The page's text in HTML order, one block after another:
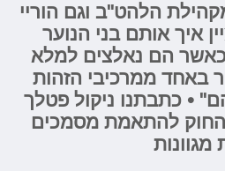
הלהט"ב וגם הוריי
איך אותם בני הנוער
כאשר הם נאלצים למלא
באחד ממרכיבי הזהות
• כתבתנו ניקול פטלך
להתאמת מסמכים